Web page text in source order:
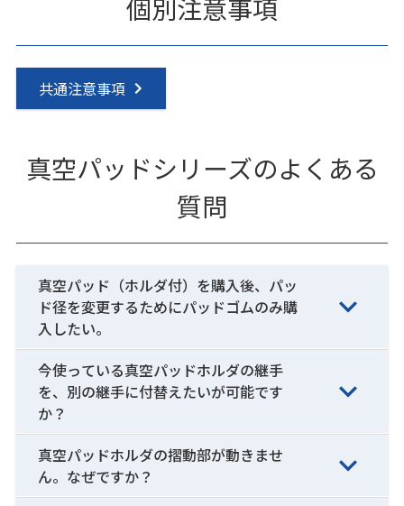
個別注意事項
共通注意事項
真空パッドシリーズのよくある
質問
真空パッド（ホルダ付）を購入後、パッ
ド径を変更するためにパッドゴムのみ購
入したい。
今使っている真空パッドホルダの継手
を、別の継手に付替えたいが可能です
か？
真空パッドホルダの摺動部が動きませ
ん。なぜですか？